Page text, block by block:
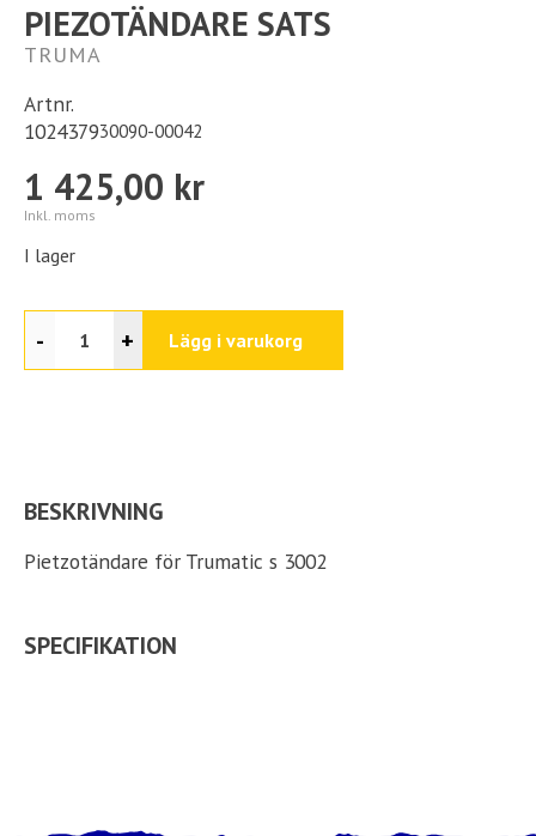
PIEZOTÄNDARE SATS
TRUMA
Artnr.
102437930090-00042
1 425,00 kr
Inkl. moms
I lager
- + Lägg i varukorg
BESKRIVNING
Pietzotändare för Trumatic s 3002
SPECIFIKATION